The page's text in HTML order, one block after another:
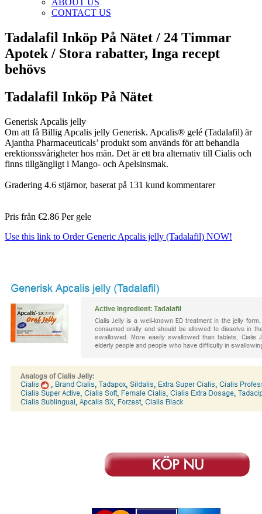
ABOUT US
CONTACT US
Tadalafil Inköp På Nätet / 24 Timmar
Apotek / Stora rabatter, Inga recept
behövs
Tadalafil Inköp På Nätet
Generisk Apcalis jelly
Om att få Billig Apcalis jelly Generisk. Apcalis® gelé (Tadalafil) är
Ajantha Pharmaceuticals’ produkt som används för att behandla
erektionssvårigheter hos män. Det är ett bra alternativ till Cialis och
finns tillgängligt i Mango- och Apelsinsmak.
Gradering 4.6 stjärnor, baserat på 131 kund kommentarer
Pris från €2.86 Per gele
Use this link to Order Generic Apcalis jelly (Tadalafil) NOW!